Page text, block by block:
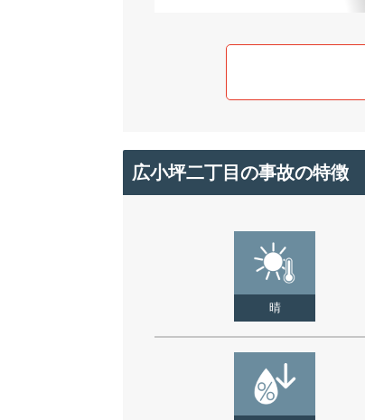
広小坪二丁目の事故の特徴
晴